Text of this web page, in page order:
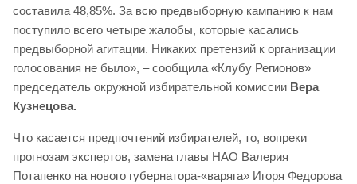
составила 48,85%. За всю предвыборную кампанию к нам
поступило всего четыре жалобы, которые касались
предвыборной агитации. Никаких претензий к организации
голосования не было», – сообщила «Клубу Регионов»
председатель окружной избирательной комиссии Вера
Кузнецова.
Что касается предпочтений избирателей, то, вопреки
прогнозам экспертов, замена главы НАО Валерия
Потапенко на нового губернатора-«варяга» Игоря Федорова